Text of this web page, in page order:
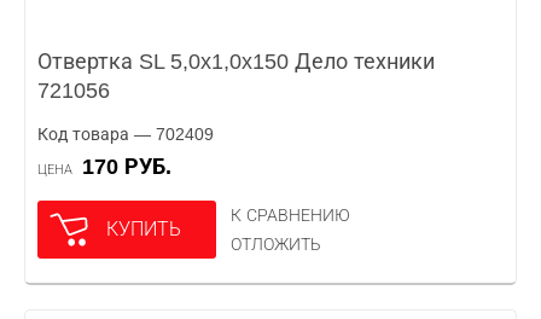
Отвертка SL 5,0x1,0x150 Дело техники
721056
Код товара — 702409
ЦЕНА 170 РУБ.
КУПИТЬ
К СРАВНЕНИЮ
ОТЛОЖИТЬ